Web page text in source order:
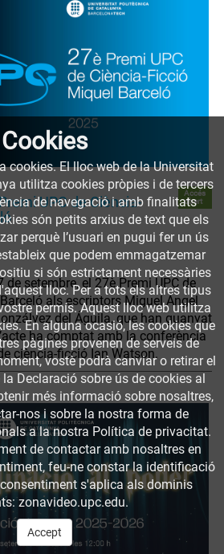
UPC de Ciència-
Accés
obert
de setembre, el 27è Premi UPC de
als escriptors Miguel Ángel
del Águila, que han guanyat
ha comptat amb la conferència
ciència-ficció Ian Watson.
Cookies
cookies. El lloc web de la Universitat
utilitza cookies pròpies i de tercers
de navegació i amb finalitats
són petits arxius de text que els
perquè l’usuari en pugui fer un ús
que podem emmagatzemar
si són estrictament necessàries
lloc. Per a tots els altres tipus
permís. Aquest lloc web utilitza
En alguna ocasió, les cookies que
pàgines provenen de serveis de
vostè podrà canviar o retirar el
Declaració sobre ús de cookies al
més informació sobre nosaltres,
nos i sobre la nostra forma de
a la nostra Política de privacitat.
de contactar amb nosaltres en
feu-ne constar la identificació
s'aplica als dominis
zonavideo.upc.edu.
Accept